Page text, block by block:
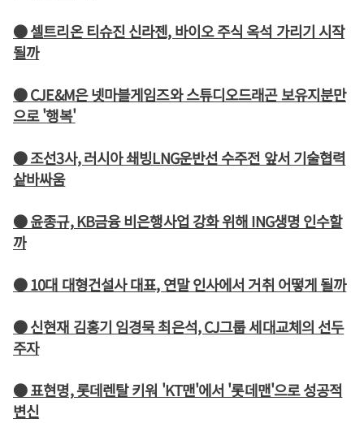
● 셀트리온 티슈진 신라젠, 바이오 주식 옥석 가리기 시작
될까
● CJE&M은 넷마블게임즈와 스튜디오드래곤 보유지분만
으로 '행복'
● 조선3사, 러시아 쇄빙LNG운반선 수주전 앞서 기술협력
샅바싸움
● 윤종규, KB금융 비은행사업 강화 위해 ING생명 인수할
까
● 10대 대형건설사 대표, 연말 인사에서 거취 어떻게 될까
● 신현재 김홍기 임경묵 최은석, CJ그룹 세대교체의 선두
주자
● 표현명, 롯데렌탈 키워 'KT맨'에서 '롯데맨'으로 성공적
변신